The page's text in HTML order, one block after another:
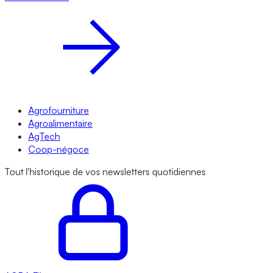
Agrofourniture
Agroalimentaire
AgTech
Coop-négoce
Tout l'historique de vos newsletters quotidiennes